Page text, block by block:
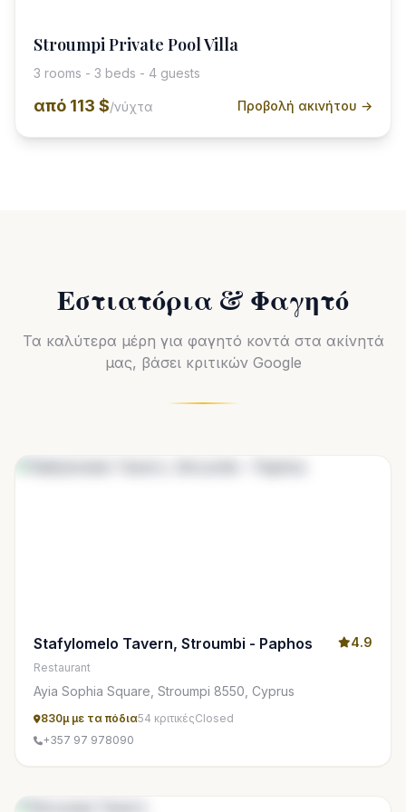
Stroumpi Private Pool Villa
3 rooms - 3 beds - 4 guests
από 113 $/νύχτα Προβολή ακινήτου →
Εστιατόρια & Φαγητό
Τα καλύτερα μέρη για φαγητό κοντά στα ακίνητά
μας, βάσει κριτικών Google
Stafylomelo Tavern, Stroumbi - Paphos 4.9
Restaurant
Ayia Sophia Square, Stroumpi 8550, Cyprus
830μ με τα πόδια54 κριτικέςClosed
+357 97 978090